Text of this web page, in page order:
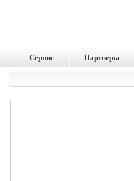
Сервис Партнеры